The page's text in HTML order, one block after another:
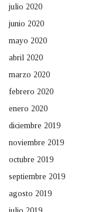
julio 2020
junio 2020
mayo 2020
abril 2020
marzo 2020
febrero 2020
enero 2020
diciembre 2019
noviembre 2019
octubre 2019
septiembre 2019
agosto 2019